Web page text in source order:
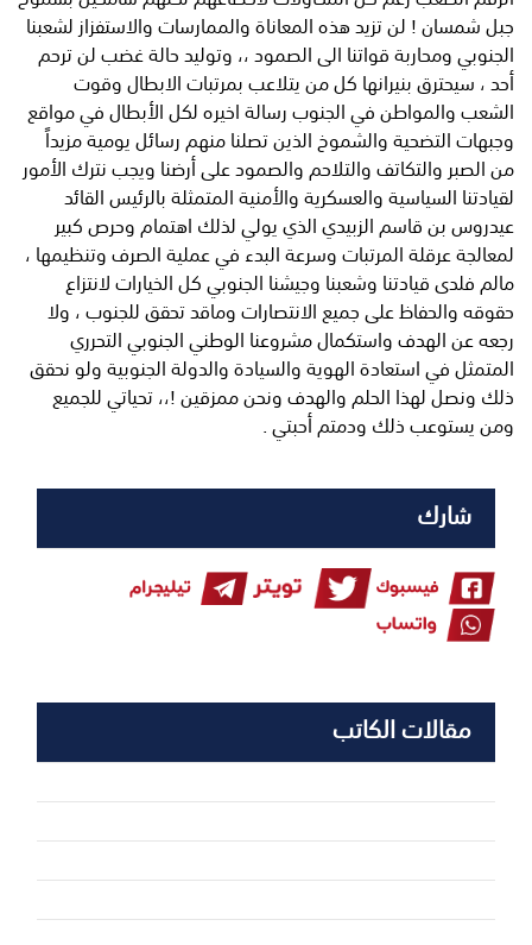
جبل شمسان ! لن تزيد هذه المعاناة والممارسات والاستفزاز لشعبنا
الجنوبي ومحاربة قواتنا الى الصمود ،، وتوليد حالة غضب لن ترحم
أحد ، سيحترق بنيرانها كل من يتلاعب بمرتبات الابطال وقوت
الشعب والمواطن في الجنوب رسالة اخيره لكل الأبطال في مواقع
وجبهات التضحية والشموخ الذين تصلنا منهم رسائل يومية مزيداً
من الصبر والتكاتف والتلاحم والصمود على أرضنا ويجب نترك الأمور
لقيادتنا السياسية والعسكرية والأمنية المتمثلة بالرئيس القائد
عيدروس بن قاسم الزبيدي الذي يولي لذلك اهتمام وحرص كبير
لمعالجة عرقلة المرتبات وسرعة البدء في عملية الصرف وتنظيمها ،
مالم فلدى قيادتنا وشعبنا وجيشنا الجنوبي كل الخيارات لانتزاع
حقوقه والحفاظ على جميع الانتصارات وماقد تحقق للجنوب ، ولا
رجعه عن الهدف واستكمال مشروعنا الوطني الجنوبي التحرري
المتمثل في استعادة الهوية والسيادة والدولة الجنوبية ولو نحقق
ذلك ونصل لهذا الحلم والهدف ونحن ممزقين !،، تحياتي للجميع
ومن يستوعب ذلك ودمتم أحبتي .
شارك
مقالات الكاتب